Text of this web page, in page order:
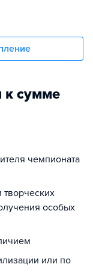
к сумме
чемпионата
творческих
особых
или по